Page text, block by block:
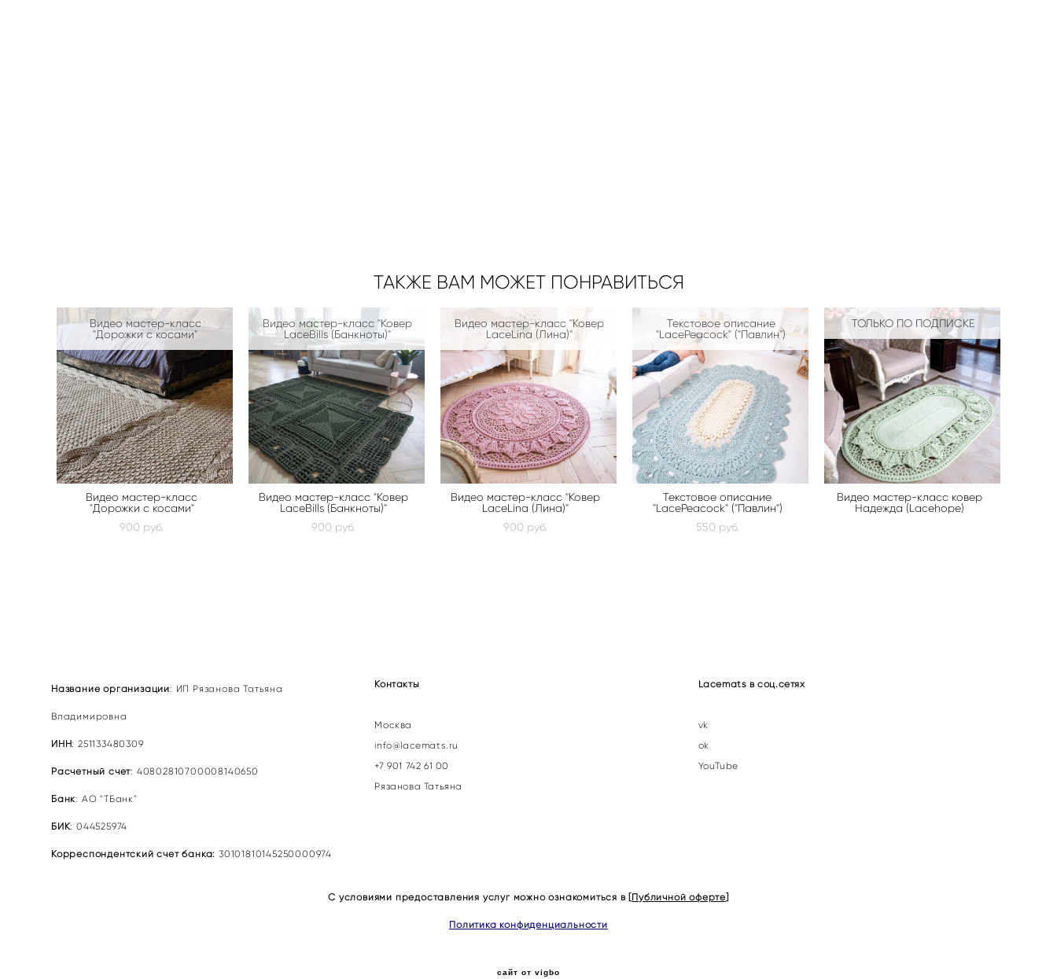
ТАКЖЕ ВАМ МОЖЕТ ПОНРАВИТЬСЯ
Видео мастер-класс
"Дорожки с косами"
Видео мастер-класс
"Дорожки с косами"
900 pуб.
Видео мастер-класс "Ковер
LaceBills (Банкноты)"
Видео мастер-класс "Ковер
LaceBills (Банкноты)"
900 pуб.
Видео мастер-класс "Ковер
LaceLina (Лина)"
Видео мастер-класс "Ковер
LaceLina (Лина)"
900 pуб.
Текстовое описание
"LacePeacock" ("Павлин")
Текстовое описание
"LacePeacock" ("Павлин")
550 pуб.
ТОЛЬКО ПО ПОДПИСКЕ
Видео мастер-класс ковер
Надежда (Lacehope)
Название организации: ИП Рязановa Татьяна
Владимировна
ИНН: 251133480309
Расчетный счет: 40802810700008140650
Банк: АО "ТБанк"
БИК: 044525974
Корреспондентский счет банка: 30101810145250000974
Контакты
Москва
info@lacemats.ru
+7 901 742 61 00
Рязанова Татьяна
Lacemats в соц.сетях
vk
ok
YouTube
С условиями предоставления услуг можно ознакомиться в [ Публичной оферте
Политика конфиденциальности
сайт от vigbo